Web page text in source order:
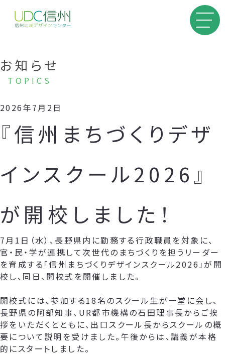
お知らせ
TOPICS
2026年7月2日
『信州まちづくりデザ
インスクール2026』
が開校しました！
7月1日（水）、長野県内に勤務する行政職員を対象に、
官・民・学が連携して次世代のまちづくりを担うリーダー
を育成する「信州まちづくりデザインスクール2026」が開
校し、同日、開校式を開催しました。
開校式には、参加する18名のスクール生が一堂に会し、
長野県の阿部知事、UR都市機構の石田理事長からご挨
拶をいただくとともに、出口スクール長からスクールの概
要について説明を受けました。午後からは、講義が本格
的にスタートしました。